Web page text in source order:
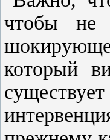
чтобы
который